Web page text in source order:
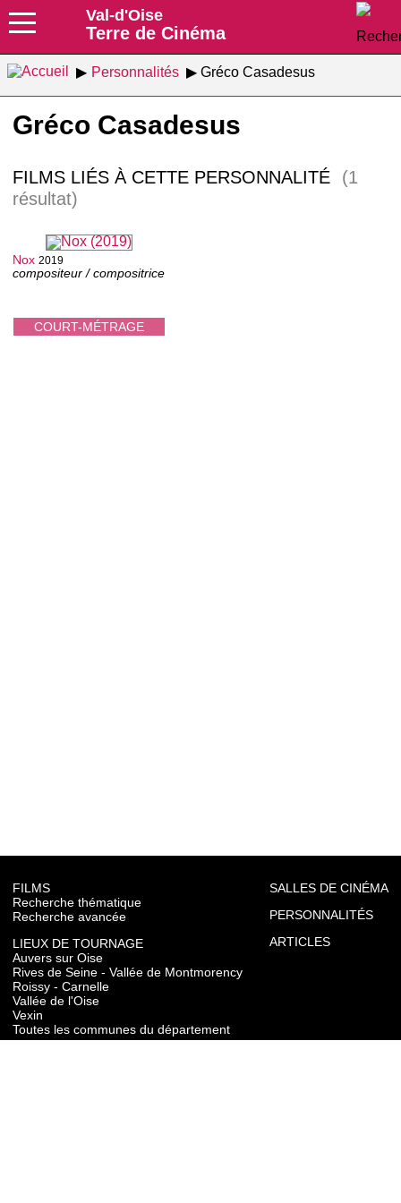
Val-d'Oise
Terre de Cinéma
Personnalités Gréco Casadesus
Gréco Casadesus
FILMS LIÉS À CETTE PERSONNALITÉ
(1
résultat)
COURT-MÉTRAGE
Nox 2019
compositeur / compositrice
FILMS
Recherche thématique
Recherche avancée
LIEUX DE TOURNAGE
Auvers sur Oise
Rives de Seine - Vallée de Montmorency
Roissy - Carnelle
Vallée de l'Oise
Vexin
Toutes les communes du département
SALLES DE CINÉMA
PERSONNALITÉS
ARTICLES